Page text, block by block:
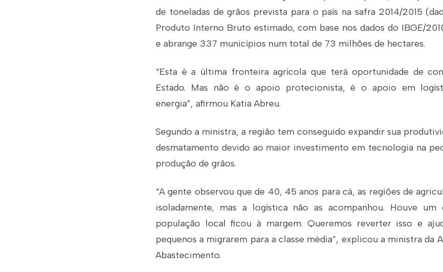
de toneladas de grãos prevista para o país na safra 2014/2015
Produto Interno Bruto estimado, com base nos dados do IBGE/
e abrange 337 municípios num total de 73 milhões de hectares.
“Esta é a última fronteira agrícola que terá oportunidade de
Estado. Mas não é o apoio protecionista, é o apoio em
energia”, afirmou Katia Abreu.
Segundo a ministra, a região tem conseguido expandir sua
desmatamento devido ao maior investimento em tecnologia na
produção de grãos.
“A gente observou que de 40, 45 anos para cá, as regiões de
isoladamente, mas a logística não as acompanhou. Houve
população local ficou à margem. Queremos reverter isso e
pequenos a migrarem para a classe média”, explicou a ministra da
Abastecimento.